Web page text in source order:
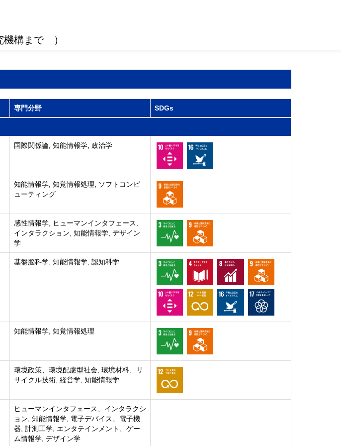
機構まで ）
専門分野 SDGs
国際関係論, 知能情報学, 政治学
知能情報学, 知覚情報処理, ソフトコンピ
ューティング
感性情報学, ヒューマンインタフェース、
インタラクション, 知能情報学, デザイン
学
基盤脳科学, 知能情報学, 認知科学
知能情報学, 知覚情報処理
環境政策、環境配慮型社会, 環境材料、リ
サイクル技術, 経営学, 知能情報学
ヒューマンインタフェース、インタラクシ
ョン, 知能情報学, 電子デバイス、電子機
器, 計測工学, エンタテインメント、ゲー
ム情報学, デザイン学